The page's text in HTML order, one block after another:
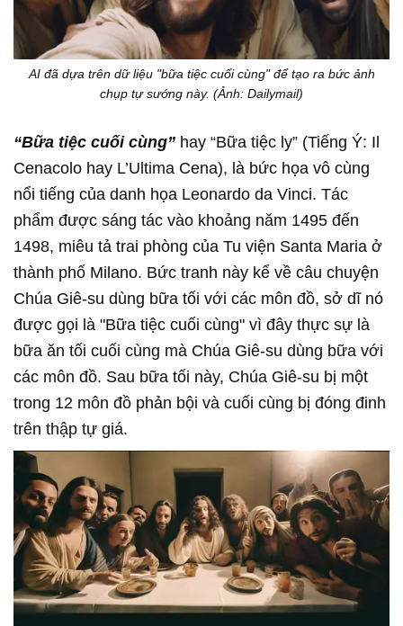
AI đã dựa trên dữ liệu "bữa tiệc cuối cùng" để tạo ra bức ảnh
chụp tự sướng này. (Ảnh: Dailymail)
“Bữa tiệc cuối cùng” hay “Bữa tiệc ly” (Tiếng Ý: Il
Cenacolo hay L’Ultima Cena), là bức họa vô cùng
nổi tiếng của danh họa Leonardo da Vinci. Tác
phẩm được sáng tác vào khoảng năm 1495 đến
1498, miêu tả trai phòng của Tu viện Santa Maria ở
thành phố Milano. Bức tranh này kể về câu chuyện
Chúa Giê-su dùng bữa tối với các môn đồ, sở dĩ nó
được gọi là "Bữa tiệc cuối cùng" vì đây thực sự là
bữa ăn tối cuối cùng mà Chúa Giê-su dùng bữa với
các môn đồ. Sau bữa tối này, Chúa Giê-su bị một
trong 12 môn đồ phản bội và cuối cùng bị đóng đinh
trên thập tự giá.